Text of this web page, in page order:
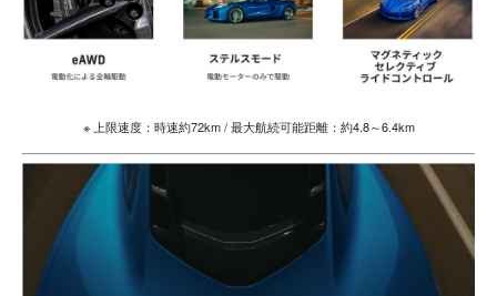
※ 上限速度：時速約72km / 最大航続可能距離：約4.8～6.4km